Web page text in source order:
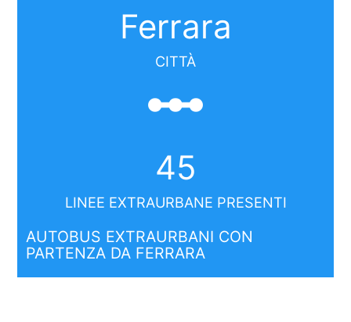
Ferrara
CITTÀ
linear_scale
45
LINEE EXTRAURBANE PRESENTI
AUTOBUS EXTRAURBANI CON
PARTENZA DA FERRARA